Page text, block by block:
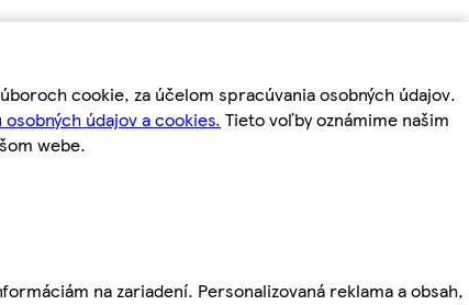
cookie, za účelom spracúvania osobných údajov.
údajov a cookies. Tieto voľby oznámime našim
webe.
na zariadení. Personalizovaná reklama a obsah,